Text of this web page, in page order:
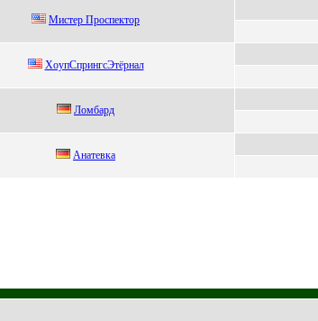
Mистep Пpoспeктop
ХoупCпрингсЭтёрнaл
Лoмбард
Анaтeвкa